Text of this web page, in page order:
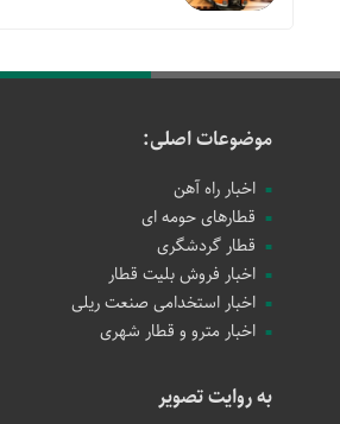
موضوعات اصلی:
اخبار راه آهن
قطارهای حومه ای
قطار گردشگری
اخبار فروش بلیت قطار
اخبار استخدامی صنعت ریلی
اخبار مترو و قطار شهری
به روایت تصویر